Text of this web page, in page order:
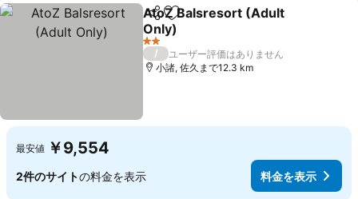
シェアお気に入りに追加
AtoZ Balsresort (Adult
Only)
料金を表示
2 ホテルのランク
/
ユーザー評価はありません
小諸, 佐久まで12.3 km
最安値 ￥9,554
2件のサイトの料金を表示 料金を表示